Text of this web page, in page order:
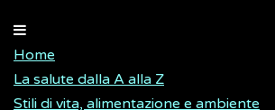
Home
La salute dalla A alla Z
Stili di vita, alimentazione e ambiente